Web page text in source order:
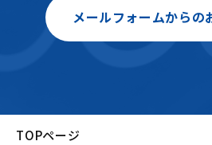
メールフォームからの
TOPページ